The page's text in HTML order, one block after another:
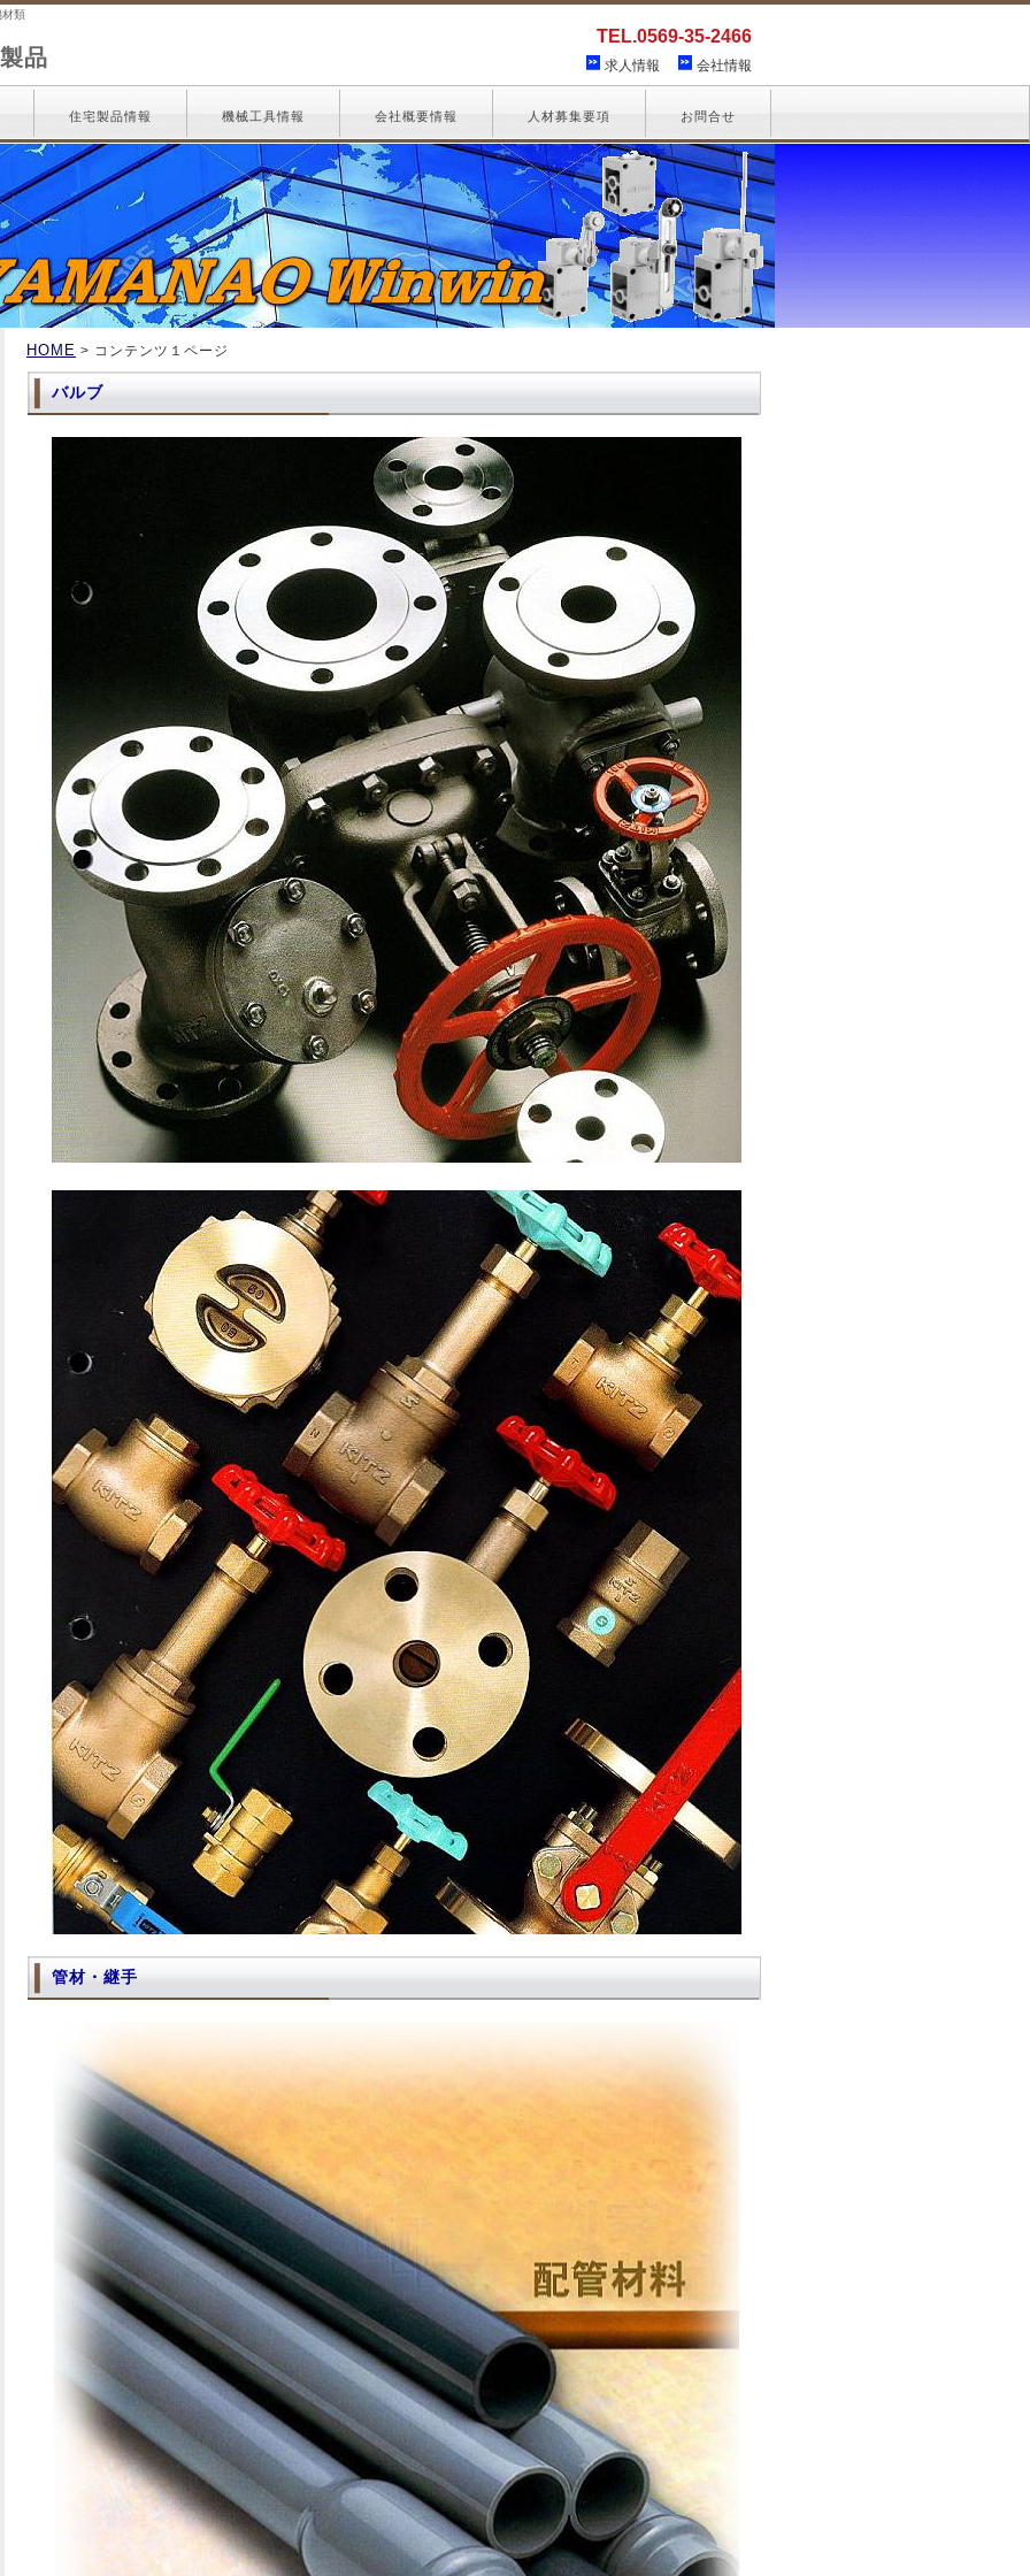
材類
品
TEL.0569-35-2466
求人情報 会社情報
住宅製品情報 機械工具情報 会社概要情報 人材募集要項 お問合せ
HOME > コンテンツ１ページ
バルブ
管材・継手